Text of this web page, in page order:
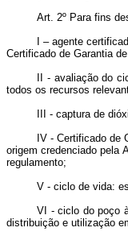
Art. 2º Para fins
I – agente
Certificado de Garantia
II - avaliação do
todos os recursos
III - captura de
IV - Certificado de
origem credenciado pela
regulamento;
V - ciclo de vida:
VI - ciclo do poço
distribuição e utilização